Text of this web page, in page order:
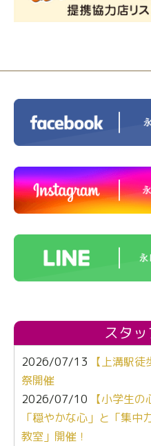
ントホテル東京町田
スタ
2026/07/13
【上溝駅
祭開催
2026/07/10
【小学生
「穏やかな心」と「集
教室」開催！